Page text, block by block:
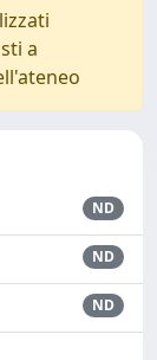
a
ND
ND
ND